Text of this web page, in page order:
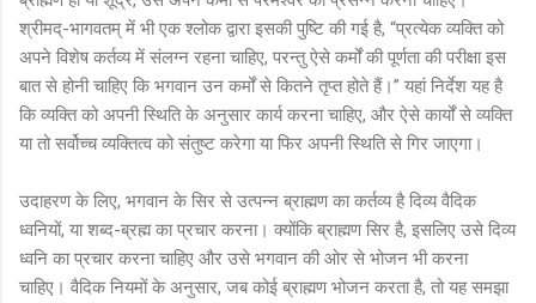
श्रीमद्-भागवतम् में भी एक श्लोक द्वारा इसकी पुष्टि की गई है, “प्रत्येक व्यक्ति को
अपने विशेष कर्तव्य में संलग्न रहना चाहिए, परन्तु ऐसे कर्मों की पूर्णता की परीक्षा इस
बात से होनी चाहिए कि भगवान उन कर्मों से कितने तृप्त होते हैं।” यहां निर्देश यह है
कि व्यक्ति को अपनी स्थिति के अनुसार कार्य करना चाहिए, और ऐसे कार्यों से व्यक्ति
या तो सर्वोच्च व्यक्तित्व को संतुष्ट करेगा या फिर अपनी स्थिति से गिर जाएगा।
उदाहरण के लिए, भगवान के सिर से उत्पन्न ब्राह्मण का कर्तव्य है दिव्य वैदिक
ध्वनियों, या शब्द-ब्रह्म का प्रचार करना। क्योंकि ब्राह्मण सिर है, इसलिए उसे दिव्य
ध्वनि का प्रचार करना चाहिए और उसे भगवान की ओर से भोजन भी करना
चाहिए। वैदिक नियमों के अनुसार, जब कोई ब्राह्मण भोजन करता है, तो यह समझा